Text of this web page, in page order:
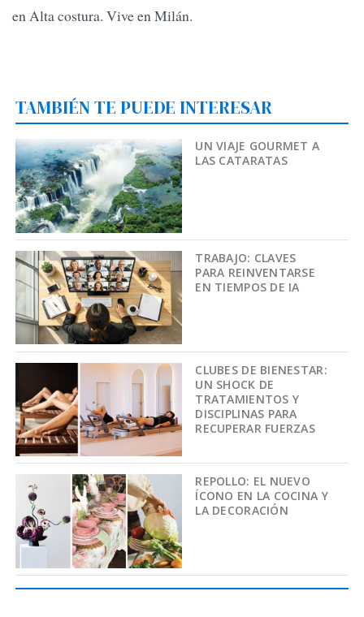
en Alta costura. Vive en Milán.
TAMBIÉN TE PUEDE INTERESAR
UN VIAJE GOURMET A
LAS CATARATAS
TRABAJO: CLAVES
PARA REINVENTARSE
EN TIEMPOS DE IA
CLUBES DE BIENESTAR:
UN SHOCK DE
TRATAMIENTOS Y
DISCIPLINAS PARA
RECUPERAR FUERZAS
REPOLLO: EL NUEVO
ÍCONO EN LA COCINA Y
LA DECORACIÓN